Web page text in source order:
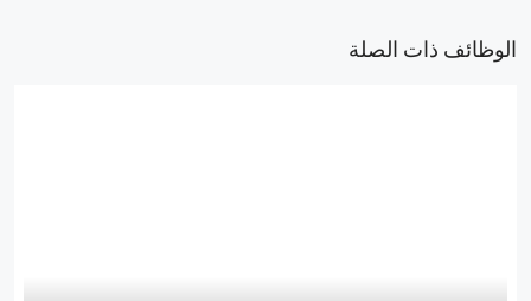
الوظائف ذات الصلة